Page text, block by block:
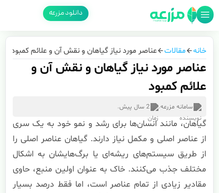
دانلود مزرعه
خانه مقالات عناصر مورد نیاز گیاهان و نقش آن و علائم کمبود
عناصر مورد نیاز گیاهان و نقش آن و
علائم کمبود
سامانه مزرعه. 2 سال پیش .
گیاهان، مانند انسان‌ها برای رشد و نمو خود به یک سری
از عناصر اصلی و مکمل نیاز دارند. گیاهان عناصر اصلی را
از طریق سیستم‌های ریشه‌ای یا برگ‌هایشان به اشکال
مختلف جذب می‌کنند. خاک به عنوان اولین منبع، حاوی
مقادیر زیادی از تمام عناصر است، اما فقط درصد بسیار